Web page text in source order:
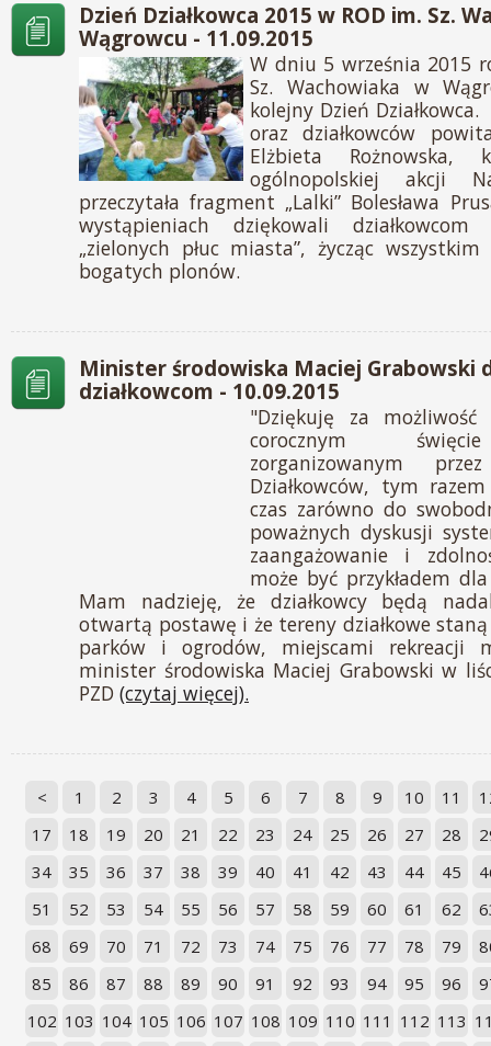
Dzień Działkowca 2015 w ROD im. Sz.
Wągrowcu - 11.09.2015
W dniu 5 września 2015
Sz. Wachowiaka w
kolejny Dzień
oraz działkowców
Elżbieta
ogólnopolskiej akcji
przeczytała fragment „Lalki” Bolesława
wystąpieniach dziękowali
„zielonych płuc miasta”, życząc
bogatych plonów.
Minister środowiska Maciej Grabowski
działkowcom - 10.09.2015
"Dziękuję za
corocznym
zorganizowanym
Działkowców, tym
czas zarówno do
poważnych dyskusji
zaangażowanie i
może być przykładem
Mam nadzieję, że działkowcy będą
otwartą postawę i że tereny działkowe
parków i ogrodów, miejscami rekreacji
minister środowiska Maciej Grabowski w
PZD (czytaj więcej).
< 1 2 3 4 5 6 7 8 9 10 11
17
18 19 20 21 22 23 24 25 26 27 28
34
35 36 37 38 39 40 41 42 43 44 45
51
52 53 54 55 56 57 58 59 60 61 62
68
69 70 71 72 73 74 75 76 77 78 79
85
86 87 88 89 90 91 92 93 94 95 96
102 103 104 105 106 107 108 109 110 111 112 113